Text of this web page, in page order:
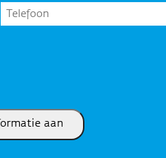
Telefoon
aan